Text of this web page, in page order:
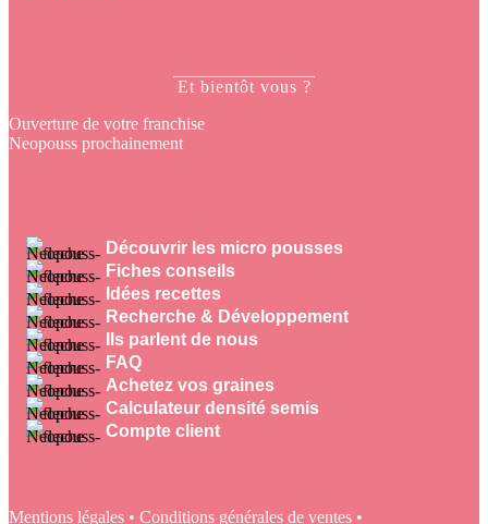
Et bientôt vous ?
Ouverture de votre franchise
Neopouss prochainement
Découvrir les micro pousses
Fiches conseils
Idées recettes
Recherche & Développement
Ils parlent de nous
FAQ
Achetez vos graines
Calculateur densité semis
Compte client
Mentions légales • Conditions générales de ventes •